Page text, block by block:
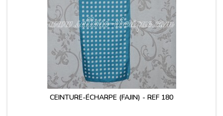
CEINTURE-ÉCHARPE (FAJIN) - REF 180